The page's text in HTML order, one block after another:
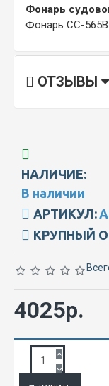
Фонарь
Фонарь СС-
ОТЗЫВЫ
НАЛИЧИЕ:
В наличии
АРТИКУЛ:
КРУПНЫЙ
4025р.